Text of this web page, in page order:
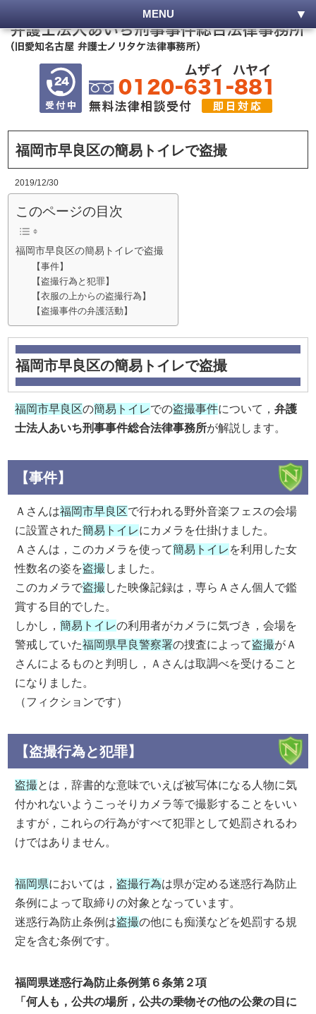
MENU
福岡市早良区の簡易トイレで盗撮
2019/12/30
このページの目次
福岡市早良区の簡易トイレで盗撮
【事件】
【盗撮行為と犯罪】
【衣服の上からの盗撮行為】
【盗撮事件の弁護活動】
福岡市早良区の簡易トイレで盗撮
福岡市早良区の簡易トイレでの盗撮事件について，弁護
士法人あいち刑事事件総合法律事務所が解説します。
【事件】
Ａさんは福岡市早良区で行われる野外音楽フェスの会場
に設置された簡易トイレにカメラを仕掛けました。
Ａさんは，このカメラを使って簡易トイレ を利用した女
性数名の姿を盗撮 しました。
このカメラで盗撮 した映像記録は，専らＡさん個人で鑑
賞する目的でした。
しかし，簡易トイレの利用者がカメラに気づき，会場を
警戒していた福岡県早良警察署の捜査によって盗撮がＡ
さんによるものと判明し，Ａさんは取調べを受けること
になりました。
（フィクションです）
【盗撮行為と犯罪】
盗撮とは，辞書的な意味でいえば被写体になる人物に気
付かれないようこっそりカメラ等で撮影することをいい
ますが，これらの行為がすべて犯罪として処罰されるわ
けではありません。
福岡県においては， 盗撮行為は県が定める迷惑行為防止
条例によって取締りの対象となっています。
迷惑行為防止条例は盗撮の他にも痴漢などを処罰する規
定を含む条例です。
福岡県迷惑行為防止条例第６条第２項
「何人も，公共の場所，公共の乗物その他の公衆の目に